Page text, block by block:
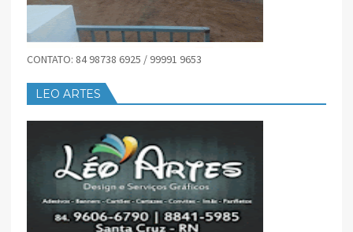
CONTATO: 84 98738 6925 / 99991 9653
LEO ARTES